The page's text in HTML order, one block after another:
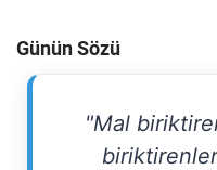
Günün Sözü
"Mal